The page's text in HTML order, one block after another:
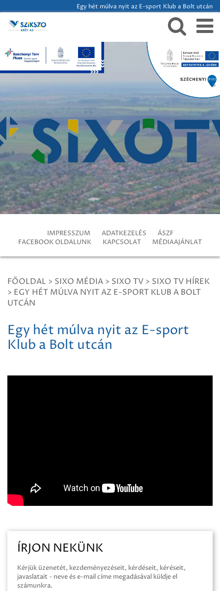
Egy hét múlva nyit az E-sport Klub a Bolt utcán
IMPRESSZUM ADATKEZELÉS
ÁSZF
FACEBOOK OLDALUNK
KAPCSOLAT MÉDIAAJÁNLAT
FŐOLDAL > SIXO MÉDIA > SIXO TV > SIXO TV HÍREK
> EGY HÉT MÚLVA NYIT AZ E-SPORT KLUB A BOLT
UTCÁN
Egy hét múlva nyit az E-sport
Klub a Bolt utcán
ÍRJON NEKÜNK
Kérjük üzenetét, kezdeményezéseit, kérdéseit, kéréseit,
javaslatait - neve és e-mail címe megadásával küldje el
számunkra.